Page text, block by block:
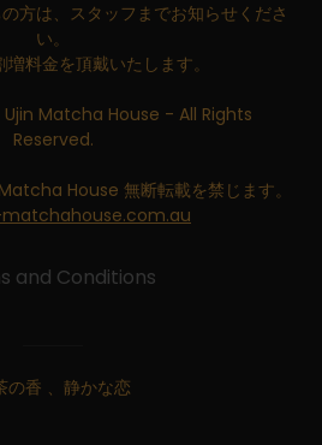
方は、スタッフまでお知らせくださ
い。
増料金を頂戴いたします。
Matcha House - All Rights
Reserved.
House 無断転載を禁じます。
and Conditions
の香 、静かな恋